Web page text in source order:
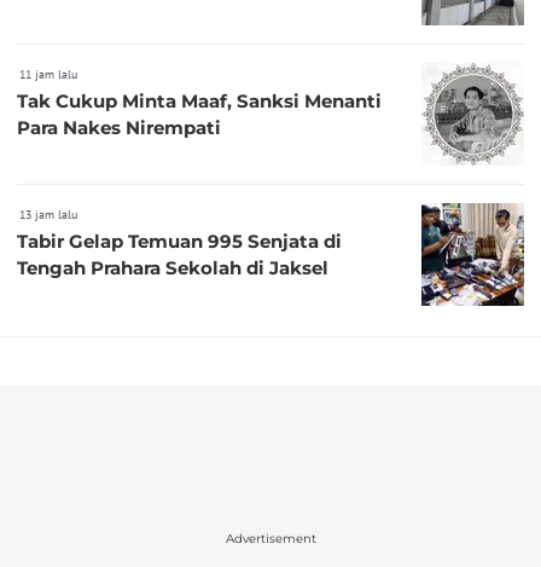
11 jam lalu
Tak Cukup Minta Maaf, Sanksi Menanti
Para Nakes Nirempati
13 jam lalu
Tabir Gelap Temuan 995 Senjata di
Tengah Prahara Sekolah di Jaksel
Advertisement